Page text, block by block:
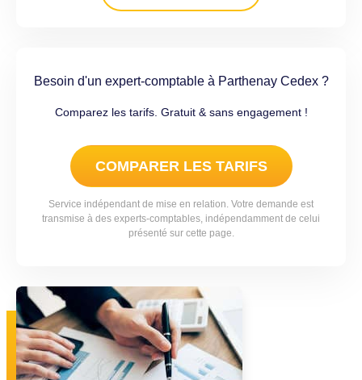
Besoin d'un expert-comptable à Parthenay Cedex ?
Comparez les tarifs. Gratuit & sans engagement !
COMPARER LES TARIFS
Service indépendant de mise en relation. Votre demande est
transmise à des experts-comptables, indépendamment de celui
présenté sur cette page.